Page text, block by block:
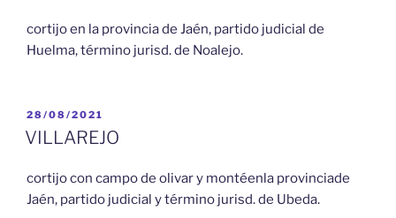
cortijo en la provincia de Jaén, partido judicial de
Huelma, término jurisd. de Noalejo.
PUBLICADO
EL
28/08/2021
VILLAREJO
cortijo con campo de olivar y montéenla provinciade
Jaén, partido judicial y término jurisd. de Ubeda.